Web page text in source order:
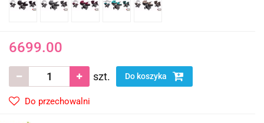
6699.00
szt. Do koszyka
Do przechowalni